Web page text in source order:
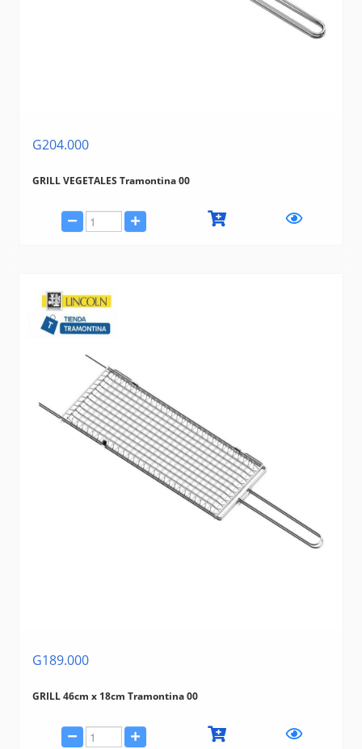
G204.000
GRILL VEGETALES Tramontina 00
G189.000
GRILL 46cm x 18cm Tramontina 00